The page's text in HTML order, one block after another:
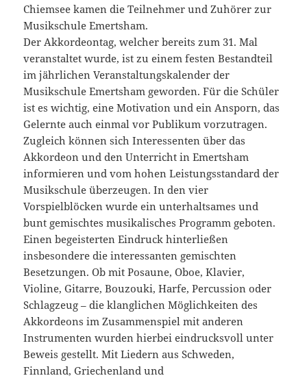
Chiemsee kamen die Teilnehmer und Zuhörer zur
Musikschule Emertsham.
Der Akkordeontag, welcher bereits zum 31. Mal
veranstaltet wurde, ist zu einem festen Bestandteil
im jährlichen Veranstaltungskalender der
Musikschule Emertsham geworden. Für die Schüler
ist es wichtig, eine Motivation und ein Ansporn, das
Gelernte auch einmal vor Publikum vorzutragen.
Zugleich können sich Interessenten über das
Akkordeon und den Unterricht in Emertsham
informieren und vom hohen Leistungsstandard der
Musikschule überzeugen. In den vier
Vorspielblöcken wurde ein unterhaltsames und
bunt gemischtes musikalisches Programm geboten.
Einen begeisterten Eindruck hinterließen
insbesondere die interessanten gemischten
Besetzungen. Ob mit Posaune, Oboe, Klavier,
Violine, Gitarre, Bouzouki, Harfe, Percussion oder
Schlagzeug – die klanglichen Möglichkeiten des
Akkordeons im Zusammenspiel mit anderen
Instrumenten wurden hierbei eindrucksvoll unter
Beweis gestellt. Mit Liedern aus Schweden,
Finnland, Griechenland und